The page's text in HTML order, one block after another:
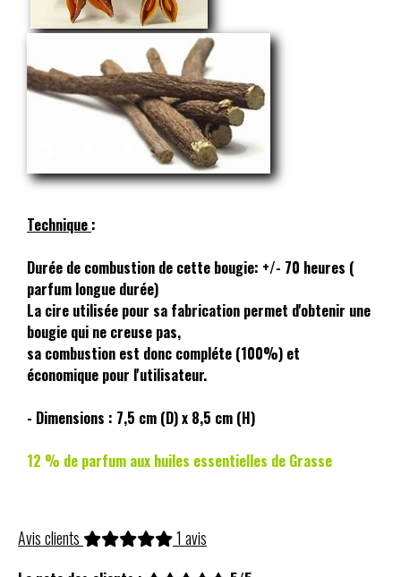
Technique :
Durée de combustion de cette bougie: +/- 70 heures (
parfum longue durée)
La cire utilisée pour sa fabrication permet d'obtenir une
bougie qui ne creuse pas,
sa combustion est donc compléte (100%) et
économique pour l'utilisateur.
- Dimensions : 7,5 cm (D) x 8,5 cm (H)
12 % de parfum aux huiles essentielles de Grasse
Avis clients 1 avis